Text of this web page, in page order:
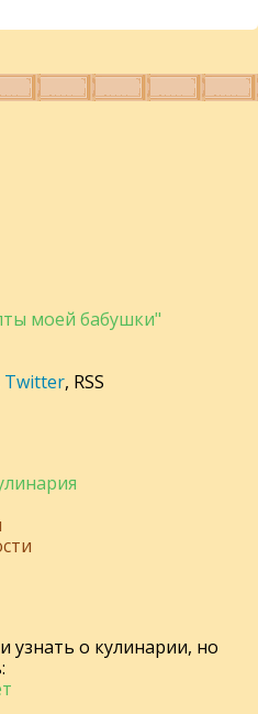
моей бабушки"
Twitter, RSS
узнать о кулинарии, но